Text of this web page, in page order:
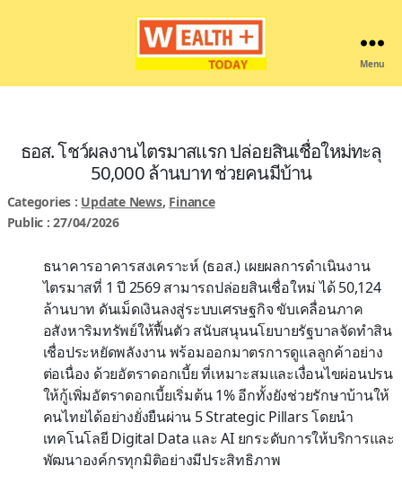
Menu
ธอส. โชว์ผลงานไตรมาสแรก ปล่อยสินเชื่อใหม่ทะลุ
50,000 ล้านบาท ช่วยคนมีบ้าน
Categories : Update News, Finance
Public : 27/04/2026
ธนาคารอาคารสงเคราะห์ (ธอส.) เผยผลการดำเนินงาน
ไตรมาสที่ 1 ปี 2569 สามารถปล่อยสินเชื่อใหม่ ได้ 50,124
ล้านบาท ดันเม็ดเงินลงสู่ระบบเศรษฐกิจ ขับเคลื่อนภาค
อสังหาริมทรัพย์ให้ฟื้นตัว สนับสนุนนโยบายรัฐบาลจัดทำสิน
เชื่อประหยัดพลังงาน พร้อมออกมาตรการดูแลลูกค้าอย่าง
ต่อเนื่อง ด้วยอัตราดอกเบี้ย ที่เหมาะสมและเงื่อนไขผ่อนปรน
ให้กู้เพิ่มอัตราดอกเบี้ยเริ่มต้น 1% อีกทั้งยังช่วยรักษาบ้านให้
คนไทยได้อย่างยั่งยืนผ่าน 5 Strategic Pillars โดยนำ
เทคโนโลยี Digital Data และ AI ยกระดับการให้บริการและ
พัฒนาองค์กรทุกมิติอย่างมีประสิทธิภาพ